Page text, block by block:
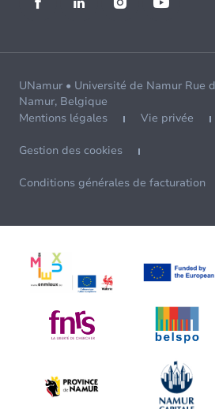
UNamur • Université de Namur Rue
Namur, Belgique
Mentions légales
Vie privée
Gestion des cookies
Conditions générales de facturation